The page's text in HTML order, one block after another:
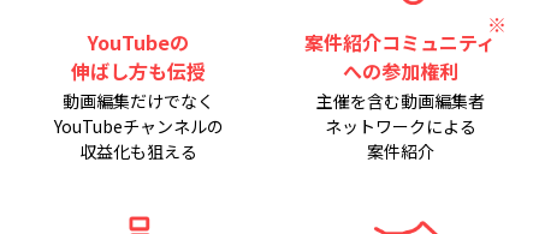
YouTubeの
伸ばし方も伝授
動画編集だけでなく
YouTubeチャンネルの
収益化も狙える
案件紹介コミュニティ
への参加権利
主催を含む動画編集者
ネットワークによる
案件紹介